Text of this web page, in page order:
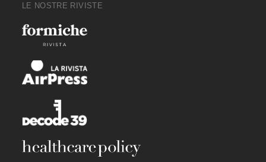
LE NOSTRE RIVISTE